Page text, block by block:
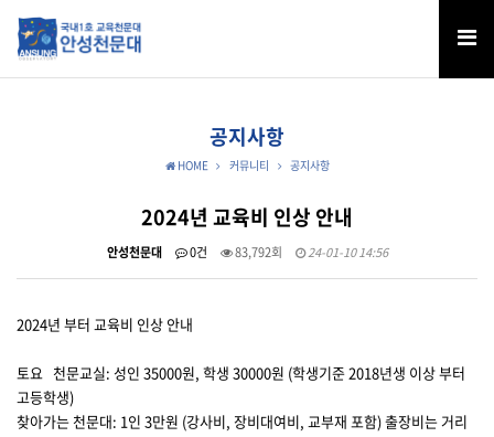
공지사항
HOME 커뮤니티 공지사항
2024년 교육비 인상 안내
안성천문대 0건 83,792회 24-01-10 14:56
2024년 부터 교육비 인상 안내
토요 천문교실: 성인 35000원, 학생 30000원 (학생기준 2018년생 이상 부터
고등학생)
찾아가는 천문대: 1인 3만원 (강사비, 장비대여비, 교부재 포함) 출장비는 거리